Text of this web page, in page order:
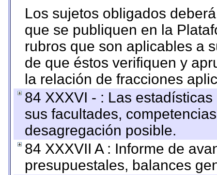
Los sujetos obligados
que se publiquen en la
rubros que son aplicables a
de que éstos verifiquen y
la relación de fracciones
84 XXXVI - : Las
sus facultades,
desagregación posible.
84 XXXVII A : Informe de
presupuestales, balances